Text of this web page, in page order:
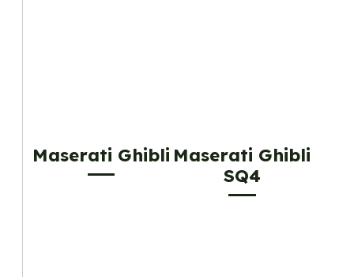
Maserati Ghibli Maserati Ghibli
SQ4